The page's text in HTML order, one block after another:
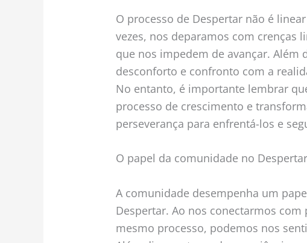
O processo de Despertar não é
vezes, nos deparamos com crenças
que nos impedem de avançar. Além
desconforto e confronto com a
No entanto, é importante lembrar
processo de crescimento e
perseverança para enfrentá-los e
O papel da comunidade no Despertar
A comunidade desempenha um
Despertar. Ao nos conectarmos
mesmo processo, podemos nos